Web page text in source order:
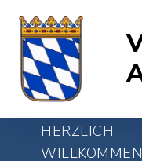
HERZLICH
WILLKOMMEN